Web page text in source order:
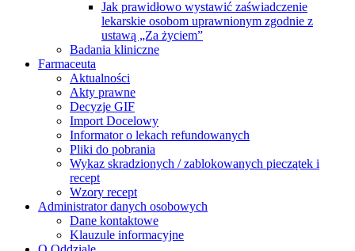
Jak prawidłowo wystawić zaświadczenie
lekarskie osobom uprawnionym zgodnie z
ustawą „Za życiem”
Badania kliniczne
Farmaceuta
Aktualności
Akty prawne
Decyzje GIF
Import Docelowy
Informator o lekach refundowanych
Pliki do pobrania
Wykaz skradzionych / zablokowanych pieczątek i
recept
Wzory recept
Administrator danych osobowych
Dane kontaktowe
Klauzule informacyjne